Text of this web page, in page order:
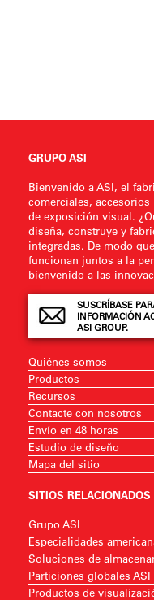
GRUPO ASI
Bienvenido a ASI, el
comerciales,
de exposición visual.
diseña, construye y
integradas. De modo
funcionan juntos a la
bienvenido a las
SUSCRÍBASE
INFORMACIÓN
ASI GROUP.
Quiénes somos
Productos
Recursos
Contacte con nosotros
Envío en 48 horas
Estudio de diseño
Mapa del sitio
SITIOS RELACIONADOS
Grupo ASI
Especialidades
Soluciones de
Particiones globales ASI
Productos de